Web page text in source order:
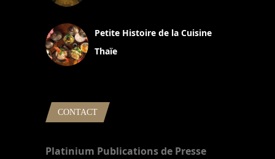
Petite Histoire de la Cuisine
Thaïe
CONTACT
Platinium Publications de Presse